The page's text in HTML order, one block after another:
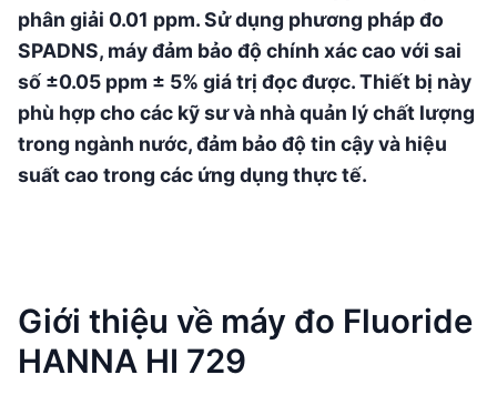
phân giải 0.01 ppm. Sử dụng phương pháp đo
SPADNS, máy đảm bảo độ chính xác cao với sai
số ±0.05 ppm ± 5% giá trị đọc được. Thiết bị này
phù hợp cho các kỹ sư và nhà quản lý chất lượng
trong ngành nước, đảm bảo độ tin cậy và hiệu
suất cao trong các ứng dụng thực tế.
Giới thiệu về máy đo Fluoride
HANNA HI 729